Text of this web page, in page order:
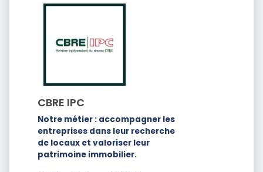
CBRE IPC
Notre métier : accompagner les
entreprises dans leur recherche
de locaux et valoriser leur
patrimoine immobilier.